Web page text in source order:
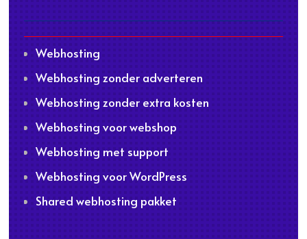
Webhosting
Webhosting zonder adverteren
Webhosting zonder extra kosten
Webhosting voor webshop
Webhosting met support
Webhosting voor WordPress
Shared webhosting pakket